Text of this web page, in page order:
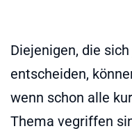
Diejenigen, die
entscheiden,
wenn schon alle
Thema vegriffen